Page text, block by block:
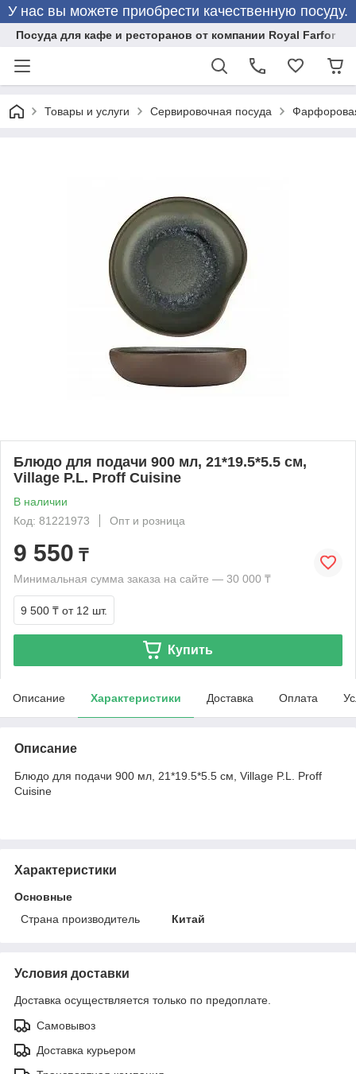
У нас вы можете приобрести качественную посуду.
Посуда для кафе и ресторанов от компании Royal Farfor
Товары и услуги Сервировочная посуда
Блюдо для подачи 900 мл, 21*19.5*5.5 см,
Village P.L. Proff Cuisine
В наличии
Код: 81221973
Опт и розница
9 550 ₸
Минимальная сумма заказа на сайте — 30 000 ₸
9 500 ₸ от 12 шт.
Купить
Описание Характеристики Доставка Оплата
Описание
Блюдо для подачи 900 мл, 21*19.5*5.5 см, Village P.L. Proff
Cuisine
Характеристики
Основные
Страна производитель
Китай
Условия доставки
Доставка осуществляется только по предоплате.
Самовывоз
Доставка курьером